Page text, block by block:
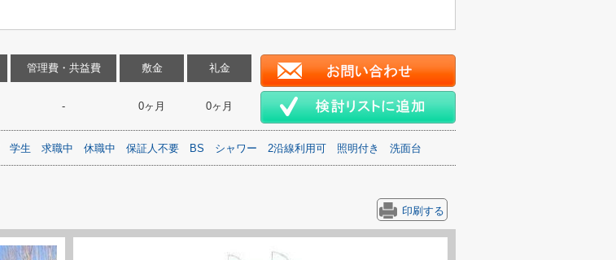
管理費・共益費
-
敷金
0ヶ月
礼金
0ヶ月
学生 求職中 休職中 保証人不要 BS シャワー 2沿線利用可 照明付き 洗面台
印刷する